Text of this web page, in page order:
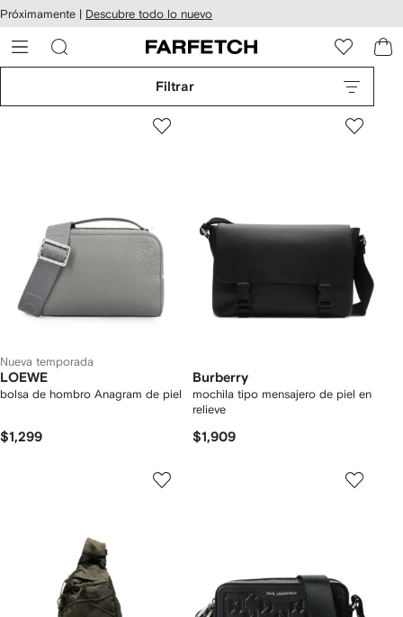
al
Próximamente | Descubre todo lo nuevo
Filtrar
Nueva temporada
LOEWE
bolsa de hombro Anagram de piel
$1,299
Burberry
mochila tipo mensajero de piel en
relieve
$1,909